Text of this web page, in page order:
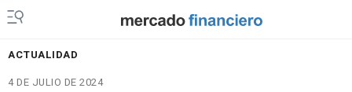
ACTUALIDAD
4 DE JULIO DE 2024